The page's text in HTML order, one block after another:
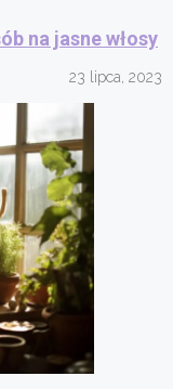
na jasne włosy
23 lipca, 2023